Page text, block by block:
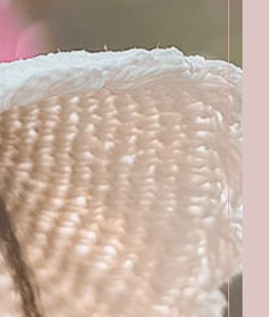
ACCESS
Skullful of Beauticians,
Katong
SALON INFO
GALLERY
BEAUTICIANS
MAKI MICHI SUMIRE
ACCESS